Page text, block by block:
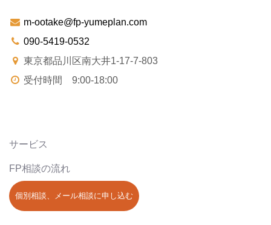
m-ootake@fp-yumeplan.com
090-5419-0532
東京都品川区南大井1-17-7-803
受付時間 9:00-18:00
サービス
FP相談の流れ
個別相談、メール相談に申し込む